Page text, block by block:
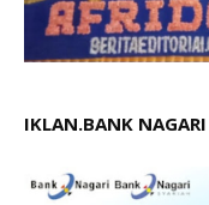
IKLAN.BANK NAGARI